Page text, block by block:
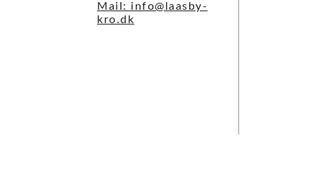
Mail: info@laasby-
kro.dk